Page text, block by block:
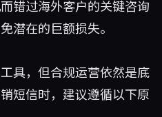
错过海外客户的关键咨询
潜在的巨额损失。
具，但合规运营依然是底
短信时，建议遵循以下原